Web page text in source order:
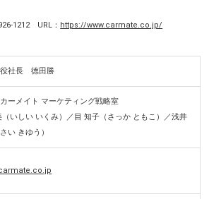
1212 URL： https://www.carmate.co.jp/
役社長 徳田勝
ーメイト マーケティング戦略室
（いしい いくみ）／目 知子（さっか ともこ）／浅井
い きゆう）